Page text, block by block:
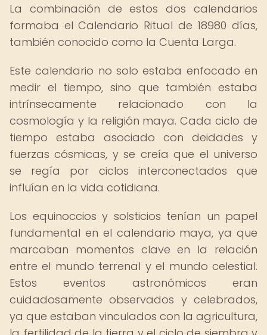
La combinación de estos dos calendarios
formaba el Calendario Ritual de 18980 días,
también conocido como la Cuenta Larga.
Este calendario no solo estaba enfocado en
medir el tiempo, sino que también estaba
intrínsecamente relacionado con la
cosmología y la religión maya. Cada ciclo de
tiempo estaba asociado con deidades y
fuerzas cósmicas, y se creía que el universo
se regía por ciclos interconectados que
influían en la vida cotidiana.
Los equinoccios y solsticios tenían un papel
fundamental en el calendario maya, ya que
marcaban momentos clave en la relación
entre el mundo terrenal y el mundo celestial.
Estos eventos astronómicos eran
cuidadosamente observados y celebrados,
ya que estaban vinculados con la agricultura,